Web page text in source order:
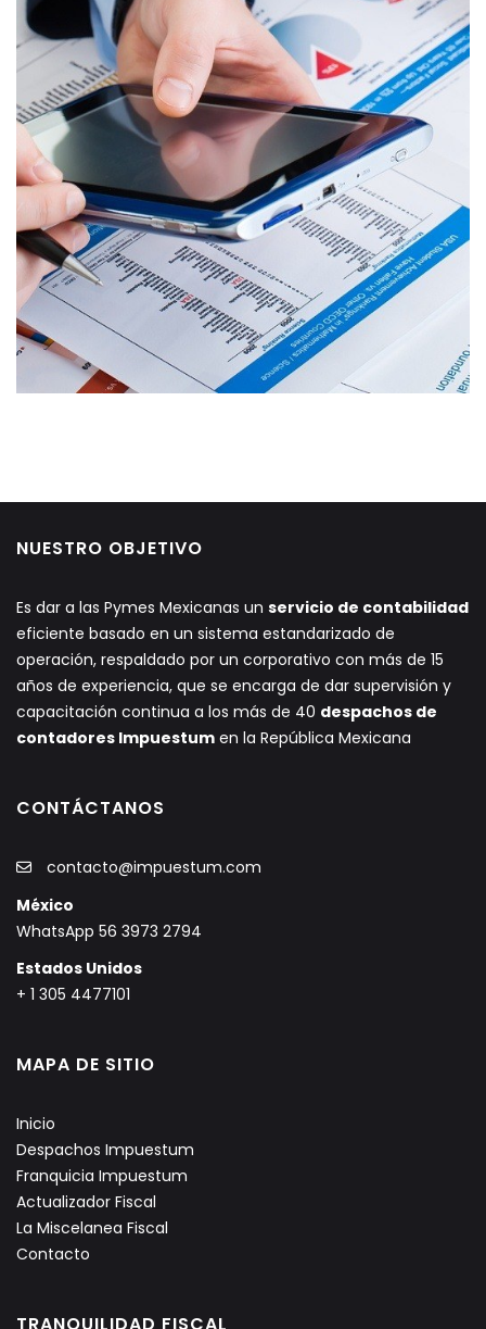
NUESTRO OBJETIVO
Es dar a las Pymes Mexicanas un servicio de contabilidad
eficiente basado en un sistema estandarizado de
operación, respaldado por un corporativo con más de 15
años de experiencia, que se encarga de dar supervisión y
capacitación continua a los más de 40 despachos de
contadores Impuestum en la República Mexicana
CONTÁCTANOS
contacto@impuestum.com
México
WhatsApp 56 3973 2794
Estados Unidos
+ 1 305 4477101
MAPA DE SITIO
Inicio
Despachos Impuestum
Franquicia Impuestum
Actualizador Fiscal
La Miscelanea Fiscal
Contacto
TRANQUILIDAD FISCAL